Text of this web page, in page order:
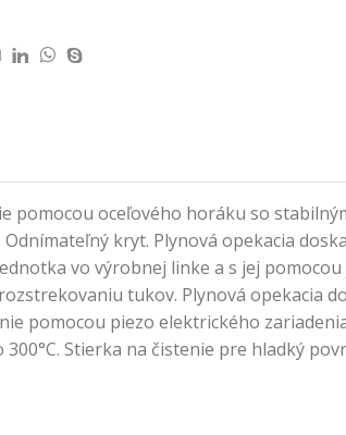
pomocou oceľového horáku so
kryt. Plynová opekacia
vo výrobnej linke a s jej
tukov. Plynová opekacia
pomocou piezo elektrického
Stierka na čistenie pre hladký